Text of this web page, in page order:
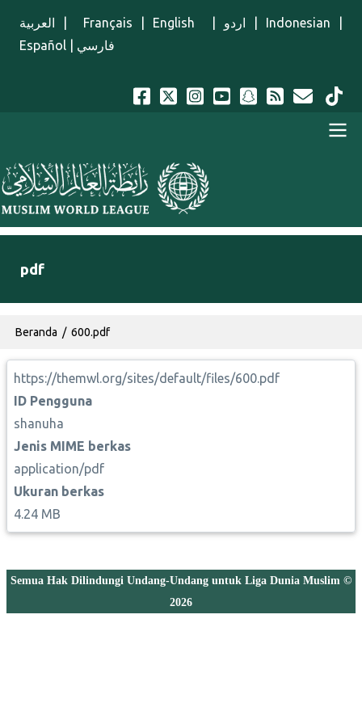
العربية
Français English اردو Indonesian
Español
فارسي
Menu Indonesian
pdf
Breadcrumb
Beranda 600.pdf
https://themwl.org/sites/default/files/600.pdf
ID Pengguna
shanuha
Jenis MIME berkas
application/pdf
Ukuran berkas
4.24 MB
Semua Hak Dilindungi Undang-Undang untuk Liga Dunia Muslim ©
2026